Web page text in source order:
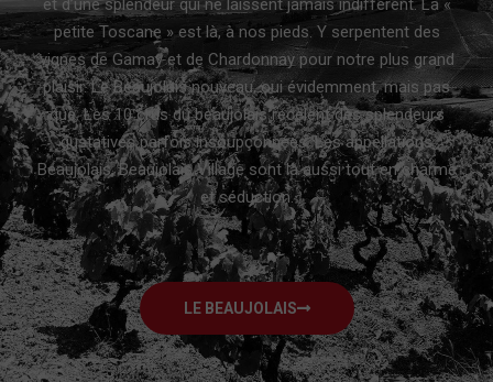
et d’une splendeur qui ne laissent jamais indifférent. La «
petite Toscane » est là, à nos pieds. Y serpentent des
vignes deGamayet de Chardonnay pour notre plus grand
plaisir. LeBeaujolais nouveau, oui évidemment, mais pas
que. Les10 crus du beaujolaisrecèlent des splendeurs
gustatives parfois insoupçonnées. Les appellations
Beaujolais,Beaujolais Villagesont là aussi tout en charme
et séduction.
LE BEAUJOLAIS